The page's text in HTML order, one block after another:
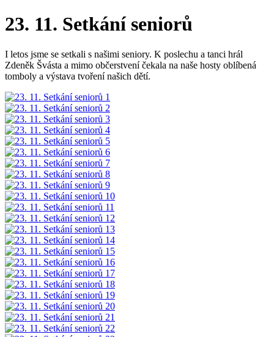
23. 11. Setkání seniorů
I letos jsme se setkali s našimi seniory. K poslechu a tanci hrál
Zdeněk Švásta a mimo občerstvení čekala na naše hosty oblíbená
tomboly a výstava tvoření našich dětí.